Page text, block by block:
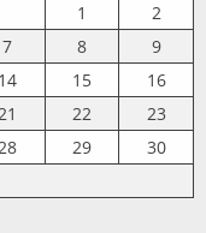
1
2
7 8
9
14 15
16
22
23
29
30